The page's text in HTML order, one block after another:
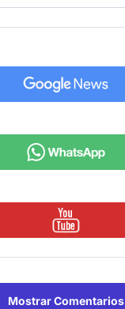
Mostrar Comentarios